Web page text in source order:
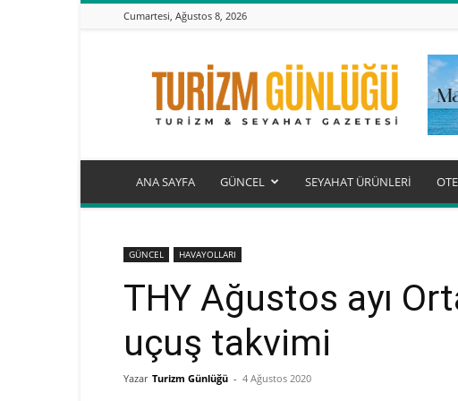
Cumartesi, Ağustos 8, 2026
Turizm
Günlüğü
ANA SAYFA GÜNCEL SEYAHAT ÜRÜNLERİ
GÜNCEL HAVAYOLLARI
THY Ağustos ayı
uçuş takvimi
Yazar Turizm Günlüğü - 4 Ağustos 2020